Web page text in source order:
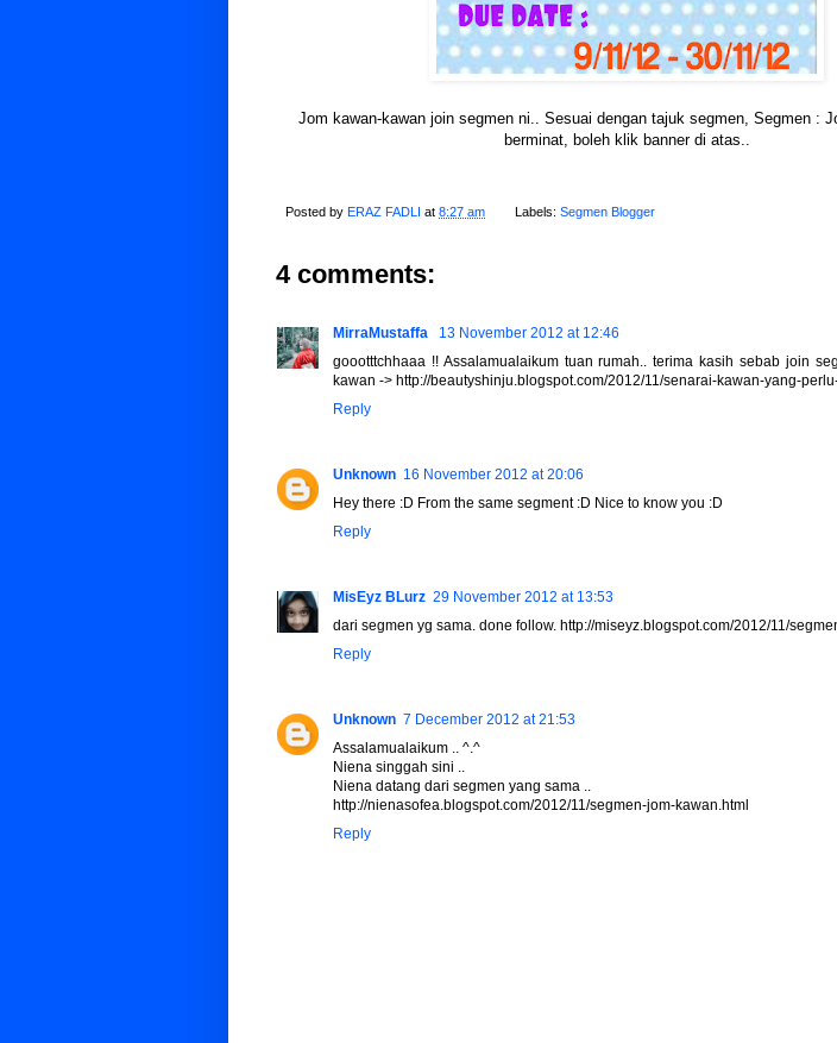
Jom kawan-kawan join segmen ni.. Sesuai dengan tajuk segmen, Segmen :
berminat, boleh klik banner di atas..
Posted by ERAZ FADLI at 8:27 am Labels: Segmen Blogger
4 comments:
MirraMustaffa
13 November 2012 at 12:46
goootttchhaaa !! Assalamualaikum tuan rumah.. terima kasih sebab join
kawan -> http://beautyshinju.blogspot.com/2012/11/senarai-kawan-yang-
Reply
Unknown 16 November 2012 at 20:06
Hey there :D From the same segment :D Nice to know you :D
Reply
MisEyz BLurz 29 November 2012 at 13:53
dari segmen yg sama. done follow. http://miseyz.blogspot.com/2012/11/
Reply
Unknown 7 December 2012 at 21:53
Assalamualaikum .. ^.^
Niena singgah sini ..
Niena datang dari segmen yang sama ..
http://nienasofea.blogspot.com/2012/11/segmen-jom-kawan.html
Reply